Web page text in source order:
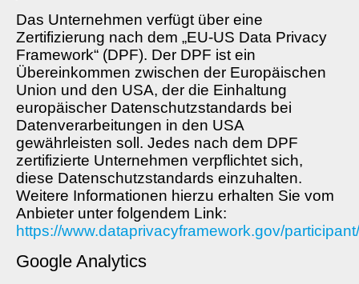
Das Unternehmen verfügt über eine
Zertifizierung nach dem „EU-US Data Privacy
Framework“ (DPF). Der DPF ist ein
Übereinkommen zwischen der Europäischen
Union und den USA, der die Einhaltung
europäischer Datenschutzstandards bei
Datenverarbeitungen in den USA
gewährleisten soll. Jedes nach dem DPF
zertifizierte Unternehmen verpflichtet sich,
diese Datenschutzstandards einzuhalten.
Weitere Informationen hierzu erhalten Sie vom
Anbieter unter folgendem Link:
https://www.dataprivacyframework.gov/
Google Analytics